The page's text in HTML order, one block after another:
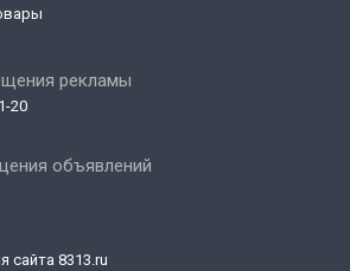
рекламы
20
объявлений
сайта 8313.ru